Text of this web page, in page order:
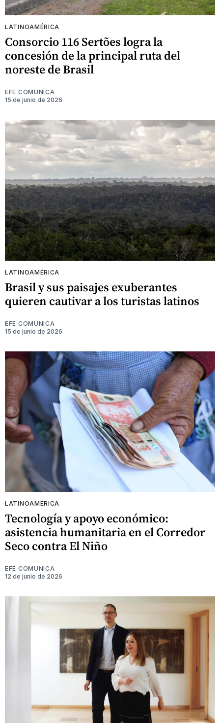
LATINOAMÉRICA
Consorcio 116 Sertões logra la
concesión de la principal ruta del
noreste de Brasil
EFE COMUNICA
15 de junio de 2026
LATINOAMÉRICA
Brasil y sus paisajes exuberantes
quieren cautivar a los turistas latinos
EFE COMUNICA
15 de junio de 2026
LATINOAMÉRICA
Tecnología y apoyo económico:
asistencia humanitaria en el Corredor
Seco contra El Niño
EFE COMUNICA
12 de junio de 2026